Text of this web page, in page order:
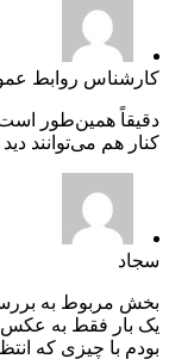
کارشناس روابط
دقیقاً همین‌طور
کنار هم می‌توانند
سجاد
بخش مربوط به
یک بار فقط به
بودم با چیزی که